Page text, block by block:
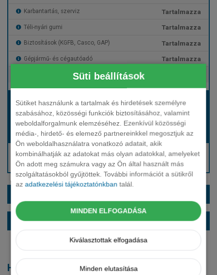
Süti beállítások
Sütiket használunk a tartalmak és hirdetések személyre
szabásához, közösségi funkciók biztosításához, valamint
weboldalforgalmunk elemzéséhez. Ezenkívül közösségi
média-, hirdető- és elemező partnereinkkel megosztjuk az
Ön weboldalhasználatra vonatkozó adatait, akik
kombinálhatják az adatokat más olyan adatokkal, amelyeket
Ön adott meg számukra vagy az Ön által használt más
szolgáltatásokból gyűjtöttek. További információt a sütikről
azadatkezelési tájékoztatónkban talál.
MINDEN ELFOGADÁSA
Kiválasztottak elfogadása
Minden elutasítása
Karbantartás, szerviz Tartalmazza
Téli-nyári gumi Tartalmazza
Biztosítások (KGFB, Casco, GAP) Tartalmazza
Gépjármű- és cégautóadó Tartalmazza
Európai assistance
Bérleti díj:
Hívjon bennünket!
Induló bérleti díj: Hívjon bennünket!
Hívjon: +36 1 888 0088
Kérjen visszahívást!
ALAPFELSZERELTSÉG
Hasonló modellek